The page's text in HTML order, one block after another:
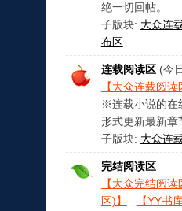
绝一切回帖。
子版块: 大众连
布区
连载阅读区(今
【大众连载阅读
※连载小说的在
形式更新最新章
子版块: 大众连
完结阅读区
【大众完结阅读
区)】
【YY书